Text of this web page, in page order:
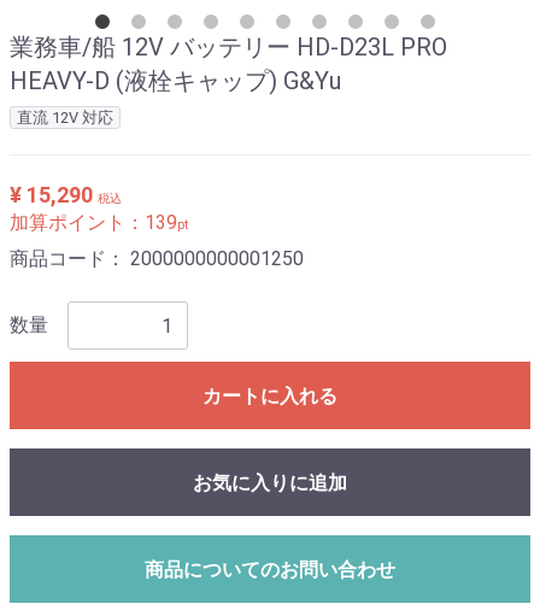
業務車/船 12V バッテリー HD-D23L PRO
HEAVY-D (液栓キャップ) G&Yu
直流 12V 対応
¥ 15,290 税込
加算ポイント： 139pt
商品コード： 2000000000001250
数量
カートに入れる
お気に入りに追加
商品についてのお問い合わせ